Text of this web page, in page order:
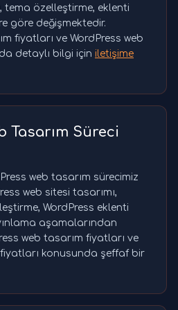
tema özelleştirme, eklenti
göre değişmektedir.
fiyatları ve WordPress web
detaylı bilgi için iletişime
Tasarım Süreci
web tasarım sürecimiz
web sitesi tasarımı,
WordPress eklenti
aşamalarından
web tasarım fiyatları ve
fiyatları konusunda şeffaf bir